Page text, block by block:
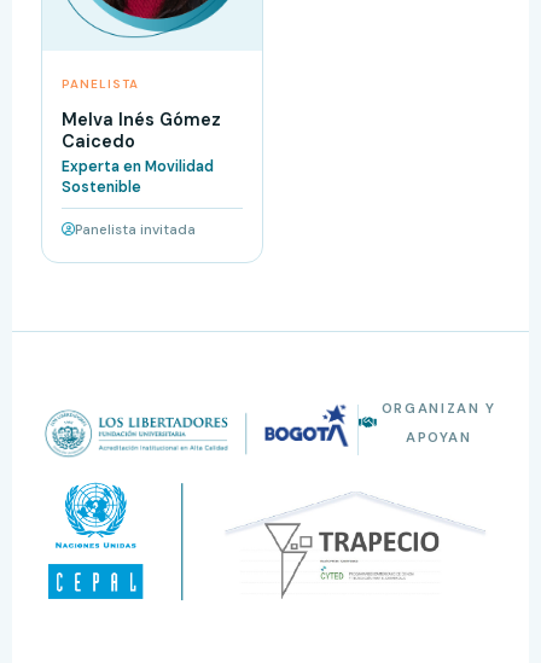
PANELISTA
Melva Inés Gómez
Caicedo
Experta en Movilidad
Sostenible
Panelista invitada
ORGANIZAN Y
APOYAN